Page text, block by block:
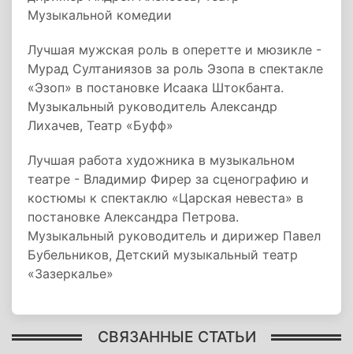
Музыкальной комедии
Лучшая мужская роль в оперетте и мюзикле -
Мурад Султаниязов за роль Эзопа в спектакле
«Эзоп» в постановке Исаака Штокбанта.
Музыкальный руководитель Александр
Лихачев, Театр «Буфф»
Лучшая работа художника в музыкальном
театре - Владимир Фирер за сценографию и
костюмы к спектаклю «Царская невеста» в
постановке Александра Петрова.
Музыкальный руководитель и дирижер Павел
Бубельников, Детский музыкальный театр
«Зазеркалье»
СВЯЗАННЫЕ СТАТЬИ